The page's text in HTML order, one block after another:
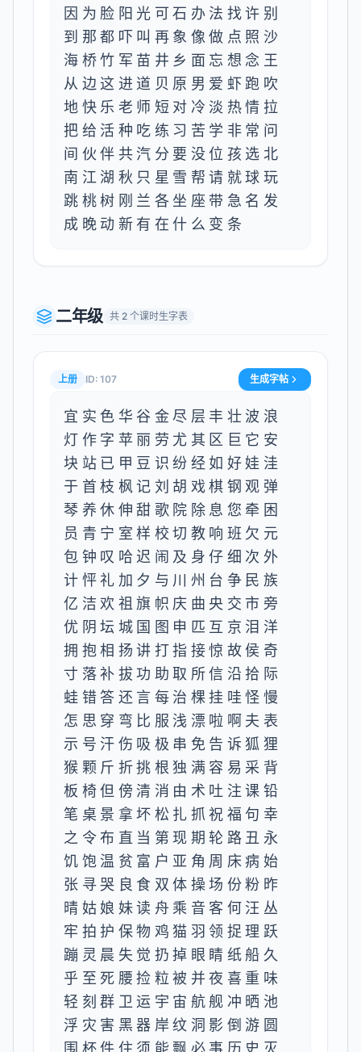
因为脸阳光可石办法找许别
到那都吓叫再象像做点照沙
海桥竹军苗井乡面忘想念王
从边这进道贝原男爱虾跑吹
地快乐老师短对冷淡热情拉
把给活种吃练习苦学非常问
间伙伴共汽分要没位孩选北
南江湖秋只星雪帮请就球玩
跳桃树刚兰各坐座带急名发
成晚动新有在什么变条
二年级 共 2个课时生字表
上册 ID: 107 生成字帖
宜实色华谷金尽层丰壮波浪
灯作字苹丽劳尤其区巨它安
块站已甲豆识纷经如好娃洼
于首枝枫记刘胡戏棋钢观弹
琴养休伸甜歌院除息您牵困
员青宁室样校切教响班欠元
包钟叹哈迟闹及身仔细次外
计怦礼加夕与川州台争民族
亿洁欢祖旗帜庆曲央交市旁
优阴坛城国图申匹互京泪洋
拥抱相扬讲打指接惊故侯奇
寸落补拔功助取所信沿拾际
蛙错答还言每治棵挂哇怪慢
怎思穿弯比服浅漂啦啊夫表
示号汗伤吸极串免告诉狐狸
猴颗斤折挑根独满容易采背
板椅但傍清消由术吐注课铅
笔桌景拿坏松扎抓祝福句幸
之令布直当第现期轮路丑永
饥饱温贫富户亚角周床病始
张寻哭良食双体操场份粉昨
晴姑娘妹读舟乘音客何汪丛
牢拍护保物鸡猫羽领捉理跃
蹦灵晨失觉扔掉眼睛纸船久
乎至死腰捡粒被并夜喜重味
轻刻群卫运宇宙航舰冲晒池
浮灾害黑器岸纹洞影倒游圆
围杯件住须能飘必事历史灭